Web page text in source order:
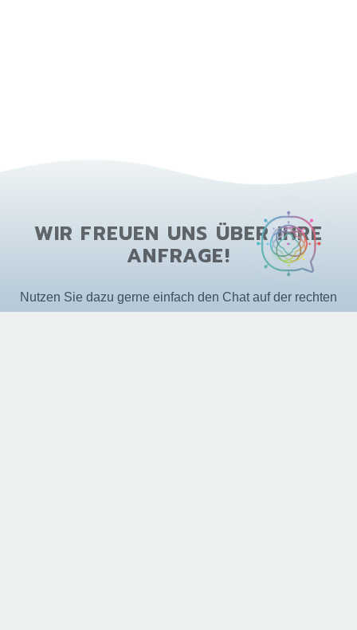
WIR FREUEN UNS ÜBER IHRE
ANFRAGE!
Nutzen Sie dazu gerne einfach den Chat auf der rechten